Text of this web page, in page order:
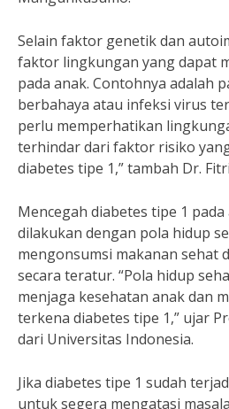
Selain faktor genetik dan
faktor lingkungan yang dapat
pada anak. Contohnya adalah
berbahaya atau infeksi virus
perlu memperhatikan
terhindar dari faktor risiko
diabetes tipe 1,” tambah Dr.
Mencegah diabetes tipe 1
dilakukan dengan pola hidup
mengonsumsi makanan sehat
secara teratur. “Pola hidup
menjaga kesehatan anak dan
terkena diabetes tipe 1,” ujar
dari Universitas Indonesia.
Jika diabetes tipe 1 sudah
untuk segera mengatasi